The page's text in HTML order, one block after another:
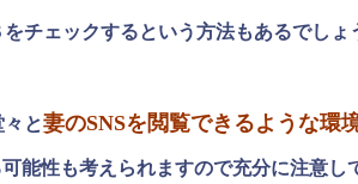
チェックするという方法もあるでしょ
と妻のSNSを閲覧できるような環
能性も考えられますので充分に注意し